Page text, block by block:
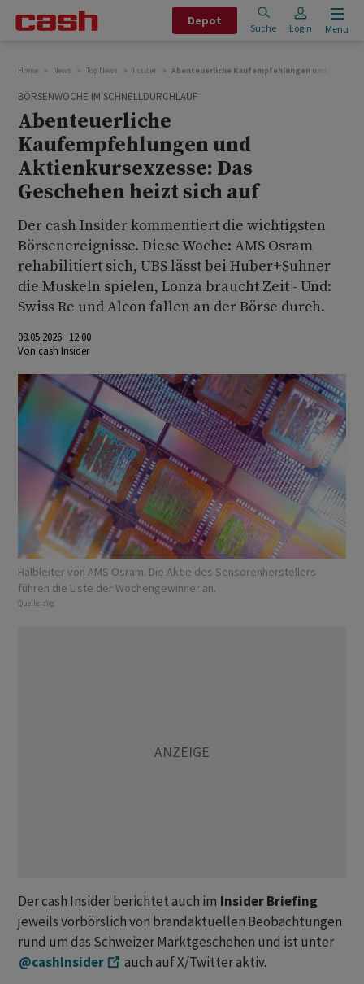
Depot
Suche Login Menu
Home News Top News Insider Abenteuerliche Kaufempfehlungen und
BÖRSENWOCHE IM SCHNELLDURCHLAUF
Abenteuerliche
Kaufempfehlungen und
Aktienkursexzesse: Das
Geschehen heizt sich auf
Der cash Insider kommentiert die wichtigsten
Börsenereignisse. Diese Woche: AMS Osram
rehabilitiert sich, UBS lässt bei Huber+Suhner
die Muskeln spielen, Lonza braucht Zeit - Und:
Swiss Re und Alcon fallen an der Börse durch.
08.05.2026 12:00
Von cash Insider
Halbleiter von AMS Osram. Die Aktie des Sensorenherstellers
führen die Liste der Wochengewinner an.
Quelle: zVg
Der cash Insider berichtet auch im Insider Briefing
jeweils vorbörslich von brandaktuellen Beobachtungen
rund um das Schweizer Marktgeschehen und ist unter
@cashInsider
auch auf X/Twitter aktiv.